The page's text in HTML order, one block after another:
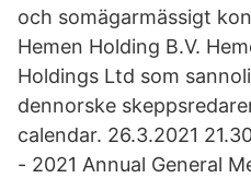
och somägarmässigt
Hemen Holding B.V.
Holdings Ltd som
dennorske
calendar. 26.3.2021
- 2021 Annual General